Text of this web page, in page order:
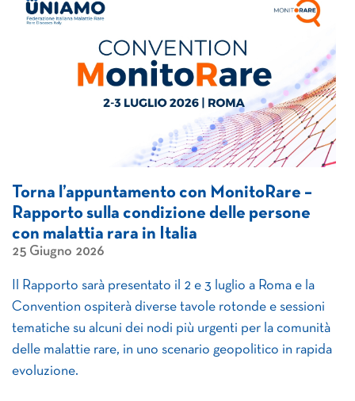
Torna l’appuntamento con MonitoRare –
Rapporto sulla condizione delle persone
con malattia rara in Italia
25 Giugno 2026
Il Rapporto sarà presentato il 2 e 3 luglio a Roma e la
Convention ospiterà diverse tavole rotonde e sessioni
tematiche su alcuni dei nodi più urgenti per la comunità
delle malattie rare, in uno scenario geopolitico in rapida
evoluzione.